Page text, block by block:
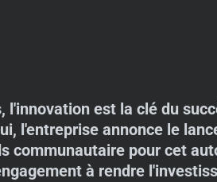
l'innovation est la clé du
l'entreprise annonce le
communautaire pour cet
à rendre